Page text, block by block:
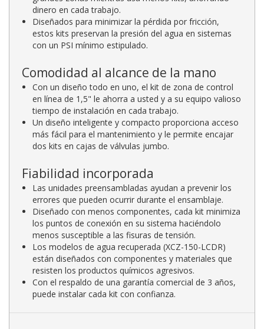
dinero en cada trabajo.
Diseñados para minimizar la pérdida por fricción,
estos kits preservan la presión del agua en sistemas
con un PSI mínimo estipulado.
Comodidad al alcance de la mano
Con un diseño todo en uno, el kit de zona de control
en línea de 1,5" le ahorra a usted y a su equipo valioso
tiempo de instalación en cada trabajo.
Un diseño inteligente y compacto proporciona acceso
más fácil para el mantenimiento y le permite encajar
dos kits en cajas de válvulas jumbo.
Fiabilidad incorporada
Las unidades preensambladas ayudan a prevenir los
errores que pueden ocurrir durante el ensamblaje.
Diseñado con menos componentes, cada kit minimiza
los puntos de conexión en su sistema haciéndolo
menos susceptible a las fisuras de tensión.
Los modelos de agua recuperada (XCZ-150-LCDR)
están diseñados con componentes y materiales que
resisten los productos químicos agresivos.
Con el respaldo de una garantía comercial de 3 años,
puede instalar cada kit con confianza.